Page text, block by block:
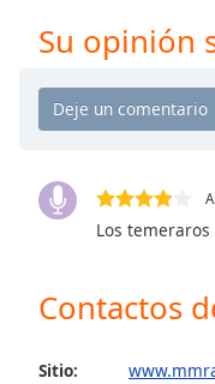
dialog
Escape
close
Su opinión
Los
Contactos
Sitio: